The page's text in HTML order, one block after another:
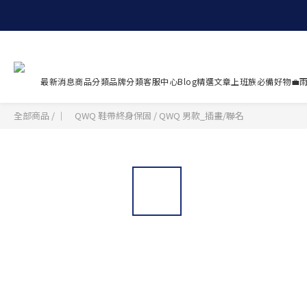
最新消息商品分類品牌分類客服中心Blog精選文章 上班族必備好物💼
全部商品 / ｜ QWQ 鞋帶終身保固 / QWQ 男款_插畫/聯名